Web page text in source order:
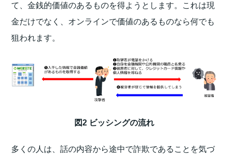
て、金銭的価値のあるものを得ようとします。これは現
金だけでなく、オンラインで価値のあるものなら何でも
狙われます。
図2 ビッシングの流れ
多くの人は、話の内容から途中で詐欺であることを気づ